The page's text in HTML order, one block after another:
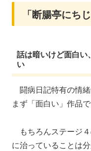
「断腸亭にち
話は暗いけど面白
い
闘病日記特有の情
まず「面白い」作品で
もちろんステージ
に治っていることは